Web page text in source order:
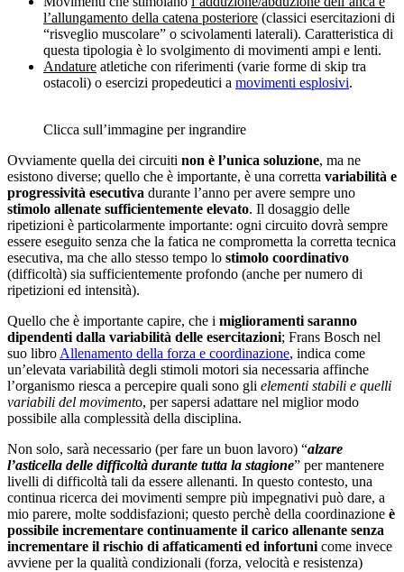
l’allungamento della catena posteriore (classici esercitazioni di
“risveglio muscolare” o scivolamenti laterali). Caratteristica di
questa tipologia è lo svolgimento di movimenti ampi e lenti.
Andature atletiche con riferimenti (varie forme di skip tra
ostacoli) o esercizi propedeutici a movimenti esplosivi.
Clicca sull’immagine per ingrandire
Ovviamente quella dei circuiti non è l’unica soluzione, ma ne
esistono diverse; quello che è importante, è una corretta variabilità e
progressività esecutiva durante l’anno per avere sempre uno
stimolo allenate sufficientemente elevato. Il dosaggio delle
ripetizioni è particolarmente importante: ogni circuito dovrà sempre
essere eseguito senza che la fatica ne comprometta la corretta tecnica
esecutiva, ma che allo stesso tempo lo stimolo coordinativo
(difficoltà) sia sufficientemente profondo (anche per numero di
ripetizioni ed intensità).
Quello che è importante capire, che i miglioramenti saranno
dipendenti dalla variabilità delle esercitazioni; Frans Bosch nel
suo libro Allenamento della forza e coordinazione, indica come
un’elevata variabilità degli stimoli motori sia necessaria affinche
l’organismo riesca a percepire quali sono gli elementi stabili e quelli
variabili del movimento, per sapersi adattare nel miglior modo
possibile alla complessità della disciplina.
Non solo, sarà necessario (per fare un buon lavoro) “alzare
l’asticella delle difficoltà durante tutta la stagione” per mantenere
livelli di difficoltà tali da essere allenanti. In questo contesto, una
continua ricerca dei movimenti sempre più impegnativi può dare, a
mio parere, molte soddisfazioni; questo perchè della coordinazione è
possibile incrementare continuamente il carico allenante senza
incrementare il rischio di affaticamenti ed infortuni come invece
avviene per la qualità condizionali (forza, velocità e resistenza)